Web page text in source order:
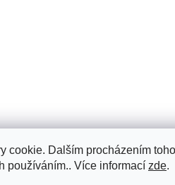
cookie. Dalším procházením
používáním.. Více informací zde.